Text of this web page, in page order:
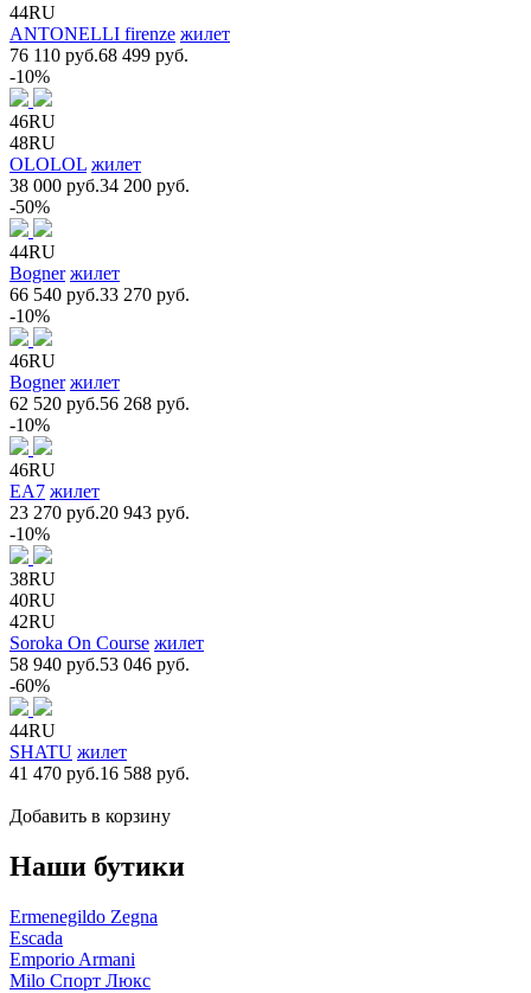
44RU
ANTONELLI firenze жилет
76 110 руб.68 499 руб.
-10%
46RU
48RU
OLOLOL жилет
38 000 руб.34 200 руб.
-50%
44RU
Bogner жилет
66 540 руб.33 270 руб.
-10%
46RU
Bogner жилет
62 520 руб.56 268 руб.
-10%
46RU
EA7 жилет
23 270 руб.20 943 руб.
-10%
38RU
40RU
42RU
Soroka On Course жилет
58 940 руб.53 046 руб.
-60%
44RU
SHATU жилет
41 470 руб.16 588 руб.
Добавить в корзину
Наши бутики
Ermenegildo Zegna
Escada
Emporio Armani
Milo Спорт Люкс